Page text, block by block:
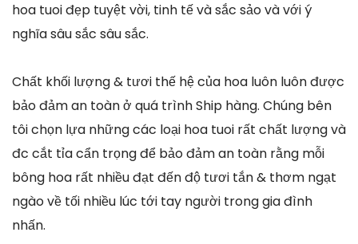
hoa tuoi đẹp tuyệt vời, tinh tế và sắc sảo và với ý
nghĩa sâu sắc sâu sắc.
Chất khối lượng & tươi thế hệ của hoa luôn luôn được
bảo đảm an toàn ở quá trình Ship hàng. Chúng bên
tôi chọn lựa những các loại hoa tuoi rất chất lượng và
đc cắt tỉa cẩn trọng để bảo đảm an toàn rằng mỗi
bông hoa rất nhiều đạt đến độ tươi tắn & thơm ngạt
ngào về tối nhiều lúc tới tay người trong gia đình
nhấn.